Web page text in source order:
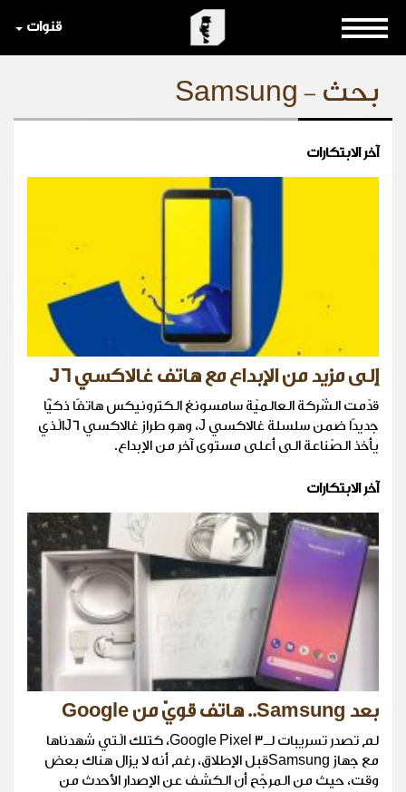
قنوات
بحث - Samsung
آخر الابتكارات
إلى مزيد من الإبداع مع هاتف غالاكسي J6
قدّمت الشّركة العالميّة سامسونغ الكترونيكس هاتفًا ذكيًّا
جديدًا ضمن سلسلة غالاكسي J، وهو طراز غالاكسي J6الّذي
يأخذ الصّناعة الى أعلى مستوى آخر من الإبداع.
آخر الابتكارات
بعد Samsung.. هاتف قويّ من Google
لم تصدر تسريبات لـGoogle Pixel 3، كتلك الّتي شهدناها
مع جهاز Samsungقبل الإطلاق، رغم أنه لا يزال هناك بعض
وقت، حيث من المرجّح أن الكشف عن الإصدار الأحدث من